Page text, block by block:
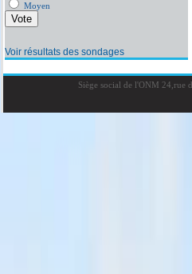
Moyen
Voir résultats des sondages
Siège social de l'ONM 24,rue